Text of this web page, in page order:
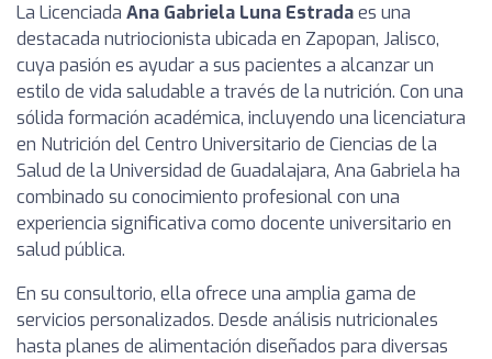
La Licenciada Ana Gabriela Luna Estradaes una
destacada nutriocionista ubicada en Zapopan, Jalisco,
cuya pasión es ayudar a sus pacientes a alcanzar un
estilo de vida saludable a través de la nutrición. Con una
sólida formación académica, incluyendo una licenciatura
en Nutrición del Centro Universitario de Ciencias de la
Salud de la Universidad de Guadalajara, Ana Gabriela ha
combinado su conocimiento profesional con una
experiencia significativa como docente universitario en
salud pública.
En su consultorio, ella ofrece una amplia gama de
servicios personalizados. Desde análisis nutricionales
hasta planes de alimentación diseñados para diversas